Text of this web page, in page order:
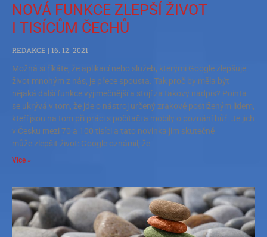
NOVÁ FUNKCE ZLEPŠÍ ŽIVOT
I TISÍCŮM ČECHŮ
REDAKCE
16. 12. 2021
Možná si říkáte, že aplikací nebo služeb, kterými Google zlepšuje
život mnohým z nás, je přece spousta. Tak proč by měla být
nějaká další funkce výjimečnější a stojí za takový nadpis? Pointa
se ukrývá v tom, že jde o nástroj určený zrakově postiženým lidem,
kteří jsou na tom při práci s počítači a mobily o poznání hůř. Je jich
v Česku mezi 70 a 100 tisíci a tato novinka jim skutečně
může zlepšit život: Google oznámil, že
Více »